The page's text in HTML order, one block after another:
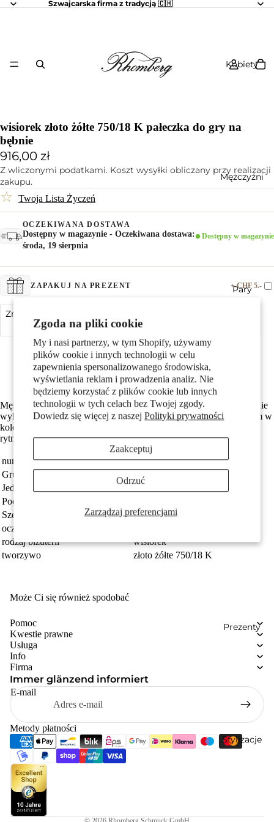
Zgoda na pliki cookie
My i nasi partnerzy, w tym Shopify, używamy
plików cookie i innych technologii w celu
zapewnienia spersonalizowanego środowiska,
wyświetlania reklam i prowadzenia analiz. Nie
będziemy korzystać z plików cookie lub innych
technologii w tych celach bez Twojej zgody.
Dowiedz się więcej z naszejPolityki prywatności
Zarządzaj preferencjami
Zaakceptuj
Odrzuć
Szwajcarska firma z tradycją 🇨🇭
Kobiety
Mężczyźni
Pary
Prezenty
Stylizacje
wisiorek złoto żółte 750/18 K pałeczka do gry na
bębnie
916,00 zł
Z wliczonymi podatkami. Koszt wysyłki obliczany przy realizacji
zakupu.
☆ Twoja Lista Życzeń
OCZEKIWANA DOSTAWA
Dostępny w magazynie - Oczekiwana dostawa:
środa, 19 sierpnia
Dostępny w magazynie
ZAPAKUJ NA PREZENT + CHF 5.-
Zmniejsz ilość
Zwiększ ilość
Made in Germany
Wykonane z odzyskanego złota
Średnica wewnętrzna oczka wynosi 2.5 mm
Darmowa dostawa
Męski wisiorek z bębnem wykonany z 750 żółtego złota. Precyzyjnie
wykonany, przedstawia skrzyżowane pałeczki perkusyjne z detalem w
kolorze białego złota. Idealny dodatek dla muzyków i miłośników
rytmu, łączący elegancję z pasją.
numer zamówienia
503600
Grupa docelowa
Mężczyźni
Jednostka
sztuka
Pochodzenie
Szerokość
9 mm
oczko przyczepy
rodzaj biżuterii
wisiorek
tworzywo
złoto żółte 750/18 K
Może Ci się również spodobać
Pomoc
Kwestie prawne
Usługa
Info
Firma
Immer glänzend informiert
E-mail
Metody płatności